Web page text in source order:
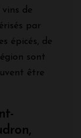
de
par
épicés, de
sont
être